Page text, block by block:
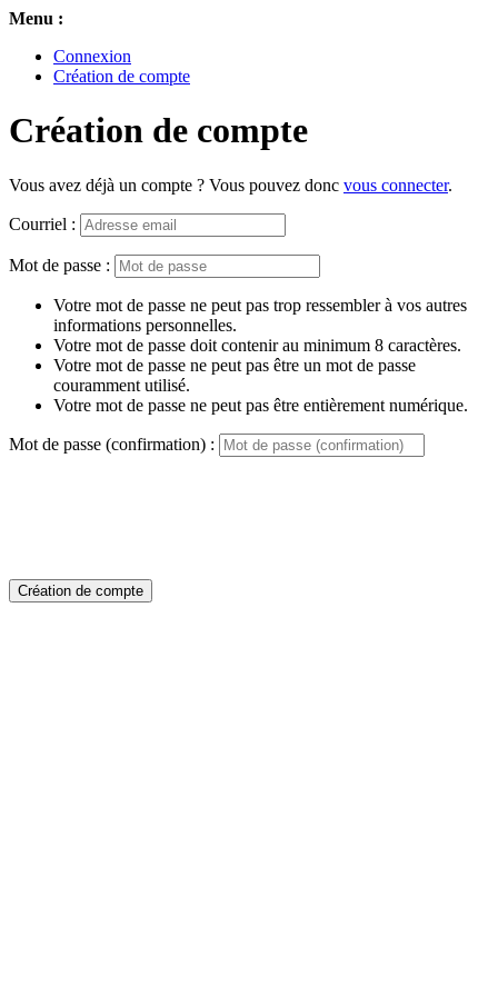
Menu :
Connexion
Création de compte
Création de compte
Vous avez déjà un compte ? Vous pouvez donc vous connecter.
Courriel :
Mot de passe :
Votre mot de passe ne peut pas trop ressembler à vos autres
informations personnelles.
Votre mot de passe doit contenir au minimum 8 caractères.
Votre mot de passe ne peut pas être un mot de passe
couramment utilisé.
Votre mot de passe ne peut pas être entièrement numérique.
Mot de passe (confirmation) :
Création de compte